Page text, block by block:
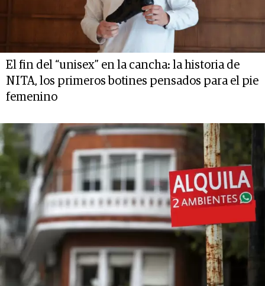
El fin del “unisex” en la cancha: la historia de
NITA, los primeros botines pensados para el pie
femenino